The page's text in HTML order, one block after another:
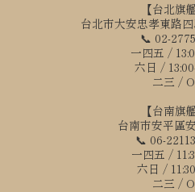
【台北旗
台北市大安忠孝東路
📞 02-
一四五 /
六日 /
二三 /
【台南旗
台南市安平區
📞 06-
一四五 /
六日 /
二三 /